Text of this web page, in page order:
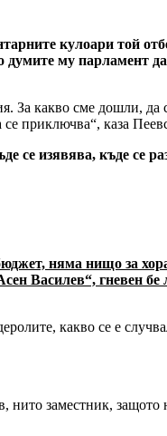
кулоари той
думите му парламент
За какво сме дошли, да
се приключва“, каза
се изявява, къде се
няма нищо за
Василев“, гневен
какво се е
заместник, защото